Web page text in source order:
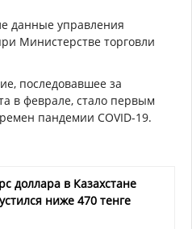
данные управления
Министерстве торговли
последовавшее за
в феврале, стало первым
пандемии COVID-19.
доллара в Казахстане
ниже 470 тенге